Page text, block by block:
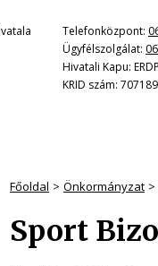
Telefonközpont:
Ügyfélszolgálat:
Hivatali Kapu:
KRID szám:
Főoldal Önkormányzat
Sport